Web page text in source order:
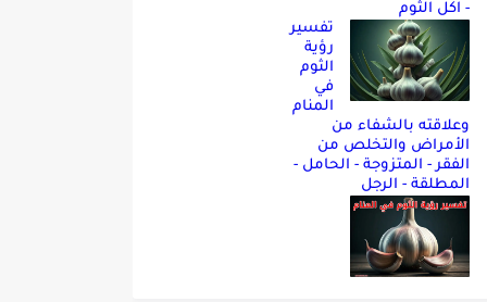
- اكل الثوم
تفسير
رؤية
الثوم
في
المنام
وعلاقته بالشفاء من
الأمراض والتخلص من
الفقر - المتزوجة - الحامل -
المطلقة - الرجل